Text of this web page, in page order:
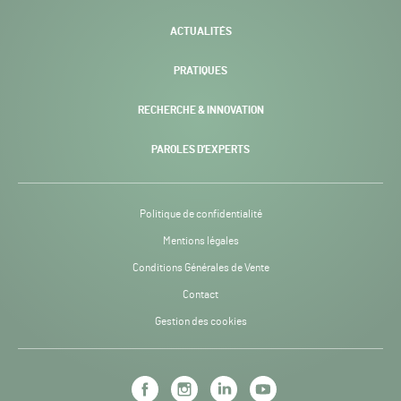
ACTUALITÉS
PRATIQUES
RECHERCHE & INNOVATION
PAROLES D’EXPERTS
Politique de confidentialité
Mentions légales
Conditions Générales de Vente
Contact
Gestion des cookies